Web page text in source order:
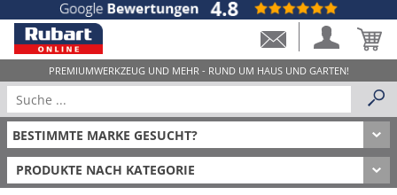
PRODUKTE NACH KATEGORIE